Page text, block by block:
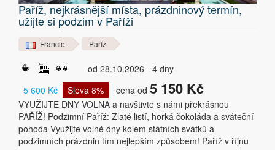
Paříž, nejkrásnější místa, prázdninový termín,
užijte si podzim v Paříži
Francie Paříž
od 28.10.2026 - 4 dny
5 600 Kč
Sleva 8% cena od 5 150 Kč
VYUŽIJTE DNY VOLNA a navštivte s námi překrásnou
PAŘÍŽ! Podzimní Paříž: Zlaté listí, horká čokoláda a sváteční
pohoda Využijte volné dny kolem státních svátků a
podzimních prázdnin tím nejlepším způsobem! Paříž v říjnu